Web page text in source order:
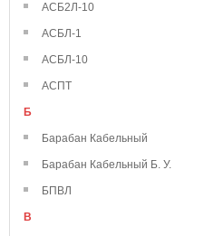
АСБ2Л-10
АСБЛ-1
АСБЛ-10
АСПТ
Б
Барабан Кабельный
Барабан Кабельный Б. У.
БПВЛ
В